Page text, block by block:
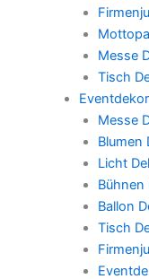
Messe
Tisch
Messe
Blumen
Licht
Ballon
Tisch